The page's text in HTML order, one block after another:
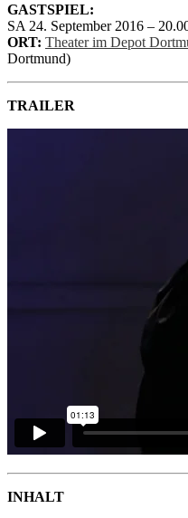
GASTSPIEL:
SA 24. September 2016 –
ORT: Theater im Depot
Dortmund)
TRAILER
INHALT